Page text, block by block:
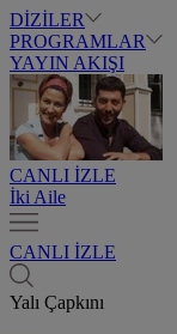
DİZİLER
PROGRAMLAR
YAYIN AKIŞI
CANLI İZLE
İki Aile
CANLI İZLE
Yalı Çapkını